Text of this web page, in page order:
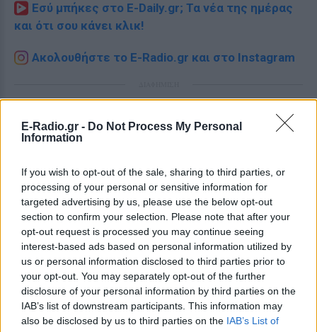
E-Radio.gr - Do Not Process My Personal
Information
If you wish to opt-out of the sale, sharing to third parties, or
processing of your personal or sensitive information for
targeted advertising by us, please use the below opt-out
section to confirm your selection. Please note that after your
opt-out request is processed you may continue seeing
interest-based ads based on personal information utilized by
us or personal information disclosed to third parties prior to
your opt-out. You may separately opt-out of the further
disclosure of your personal information by third parties on the
IAB’s list of downstream participants. This information may
also be disclosed by us to third parties on the IAB’s List of
Εσύ μπήκες στο E-Daily.gr; Τα νέα της ημέρας
και ότι σου κάνει κλικ!
Ακολουθήστε το E-Radio.gr και στο Instagram